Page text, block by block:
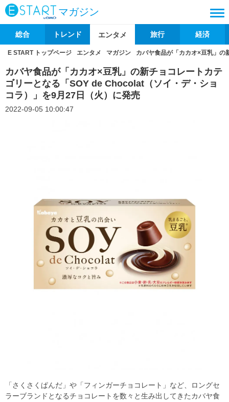
マガジン
総合 トレンド エンタメ 旅行 経済
E START トップページ エンタメ マガジン カバヤ食品が「カカオ×豆乳」
カバヤ食品が「カカオ×豆乳」の新チョコレートカテ
ゴリーとなる「SOY de Chocolat（ソイ・デ・ショ
コラ）」を9月27日（火）に発売
2022-09-05 10:00:47
「さくさくぱんだ」や「フィンガーチョコレート」など、ロングセ
ラーブランドとなるチョコレートを数々と生み出してきたカバヤ食